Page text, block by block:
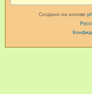
Создано на основе